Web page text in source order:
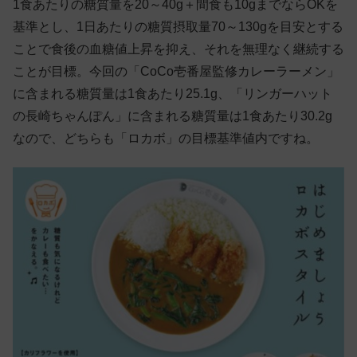
1食あたりの糖質量を20～40g＋間食も10gまでならOKを
基準とし、1日あたりの糖質摂取量70～130gを目安とする
ことで食後の血糖値上昇を抑え、それを無理なく継続する
ことが目標。今回の「CoCo壱番屋監修カレーラーメン」
に含まれる糖質量は1食あたり25.1g、「リンガーハット
の長崎ちゃんぽん」に含まれる糖質量は1食あたり30.2g
なので、どちらも「ロカボ」の目標基準値内ですね。